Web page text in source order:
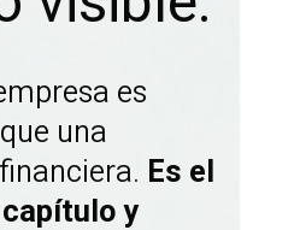
es
una
Es el
y